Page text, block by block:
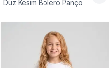
Düz Kesim Bolero Panço